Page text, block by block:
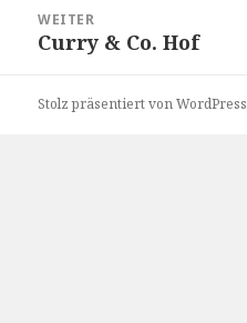
WEITER
Nächster
Curry & Co. Hof
Stolz präsentiert von WordPress